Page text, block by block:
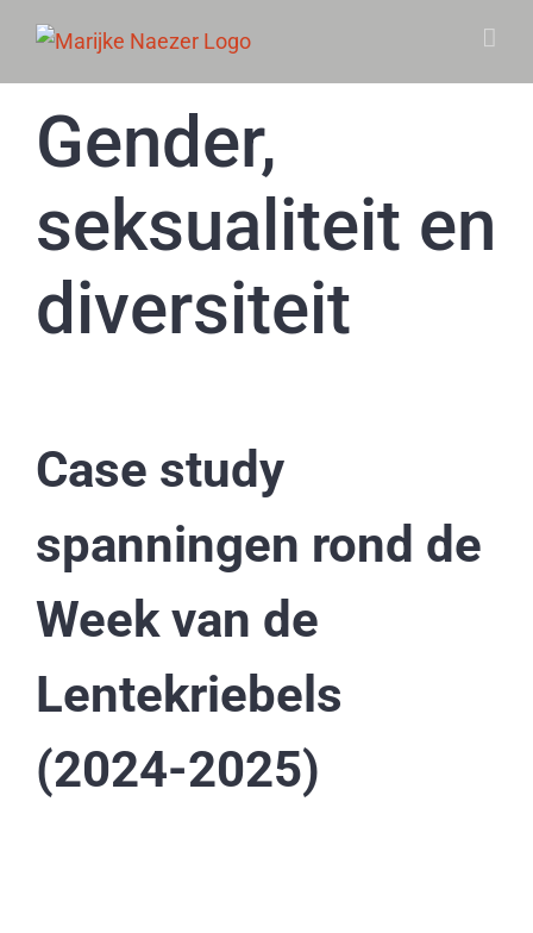
content
Gender,
seksualiteit en
diversiteit
Case study
spanningen rond de
Week van de
Lentekriebels
(2024-2025)